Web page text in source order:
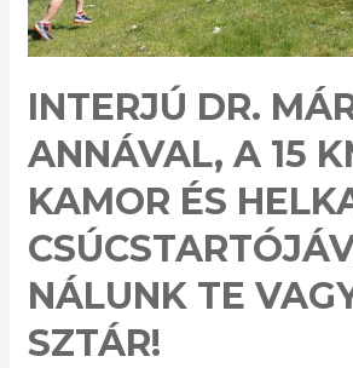
INTERJÚ DR.
ANNÁVAL, A 15
KAMOR ÉS
NÁLUNK TE
SZTÁR!